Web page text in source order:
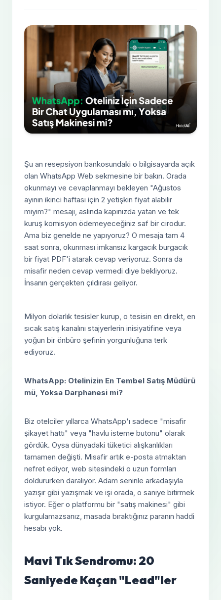
Şu an resepsiyon bankosundaki o bilgisayarda açık
olan WhatsApp Web sekmesine bir bakın. Orada
okunmayı ve cevaplanmayı bekleyen "Ağustos
ayının ikinci haftası için 2 yetişkin fiyat alabilir
miyim?" mesajı, aslında kapınızda yatan ve tek
kuruş komisyon ödemeyeceğiniz saf bir cirodur.
Ama biz genelde ne yapıyoruz? O mesaja tam 4
saat sonra, okunması imkansız kargacık burgacık
bir fiyat PDF'i atarak cevap veriyoruz. Sonra da
misafir neden cevap vermedi diye bekliyoruz.
İnsanın gerçekten çıldırası geliyor.
Milyon dolarlık tesisler kurup, o tesisin en direkt, en
sıcak satış kanalını stajyerlerin inisiyatifine veya
yoğun bir önbüro şefinin yorgunluğuna terk
ediyoruz.
WhatsApp: Otelinizin En Tembel Satış Müdürü
mü, Yoksa Darphanesi mi?
Biz otelciler yıllarca WhatsApp'ı sadece "misafir
şikayet hattı" veya "havlu isteme butonu" olarak
gördük. Oysa dünyadaki tüketici alışkanlıkları
tamamen değişti. Misafir artık e-posta atmaktan
nefret ediyor, web sitesindeki o uzun formları
doldururken daralıyor. Adam seninle arkadaşıyla
yazışır gibi yazışmak ve işi orada, o saniye bitirmek
istiyor. Eğer o platformu bir "satış makinesi" gibi
kurgulamazsanız, masada bıraktığınız paranın haddi
hesabı yok.
Mavi Tık Sendromu: 20
Saniyede Kaçan "Lead"ler